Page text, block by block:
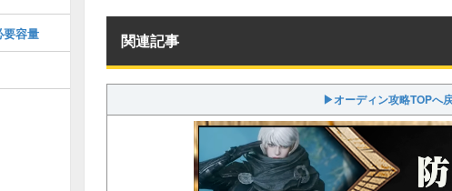
関連記事
▶オーディン攻略TOPへ
要容量